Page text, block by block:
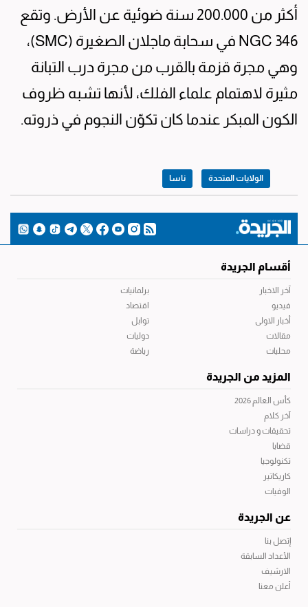
أكثر من 200.000 سنة ضوئية عن الأرض. وتقع
NGC 346 في سحابة ماجلان الصغيرة (SMC)،
وهي مجرة قزمة بالقرب من مجرة درب التبانة
مثيرة لاهتمام علماء الفلك، لأنها تشبه ظروف
الكون المبكر عندما كان تكوّن النجوم في ذروته.
الولايات المتحدة ناسا
أقسام الجريدة
آخر الاخبار
فيديو
أخبار الاولى
مقالات
محليات
برلمانيات
اقتصاد
توابل
دوليات
رياضة
المزيد من الجريدة
كأس العالم 2026
آخر كلام
تحقيقات و دراسات
قضايا
تكنولوجيا
كاريكاتير
الوفيات
عن الجريدة
إتصل بنا
الأعداد السابقة
الارشيف
أعلن معنا